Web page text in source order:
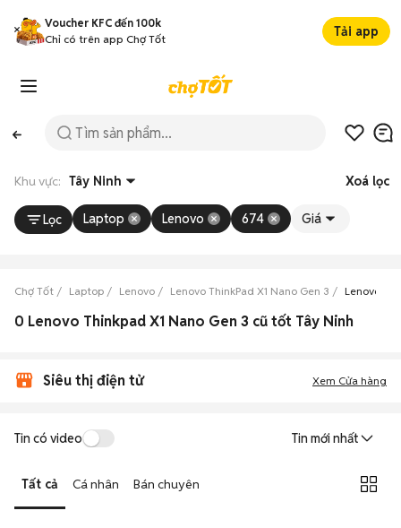
Voucher KFC đến 100k
Chỉ có trên app Chợ Tốt
Tải app
Khu vực: Tây Ninh Xoá lọc
Lọc Laptop Lenovo 674 Giá
Chợ Tốt Laptop Lenovo Lenovo ThinkPad X1 Nano Gen 3 Lenovo
0 Lenovo Thinkpad X1 Nano Gen 3 cũ tốt Tây Ninh
Siêu thị điện tử Xem Cửa hàng
Tin có video Tin mới nhất
Tất cả Cá nhân Bán chuyên